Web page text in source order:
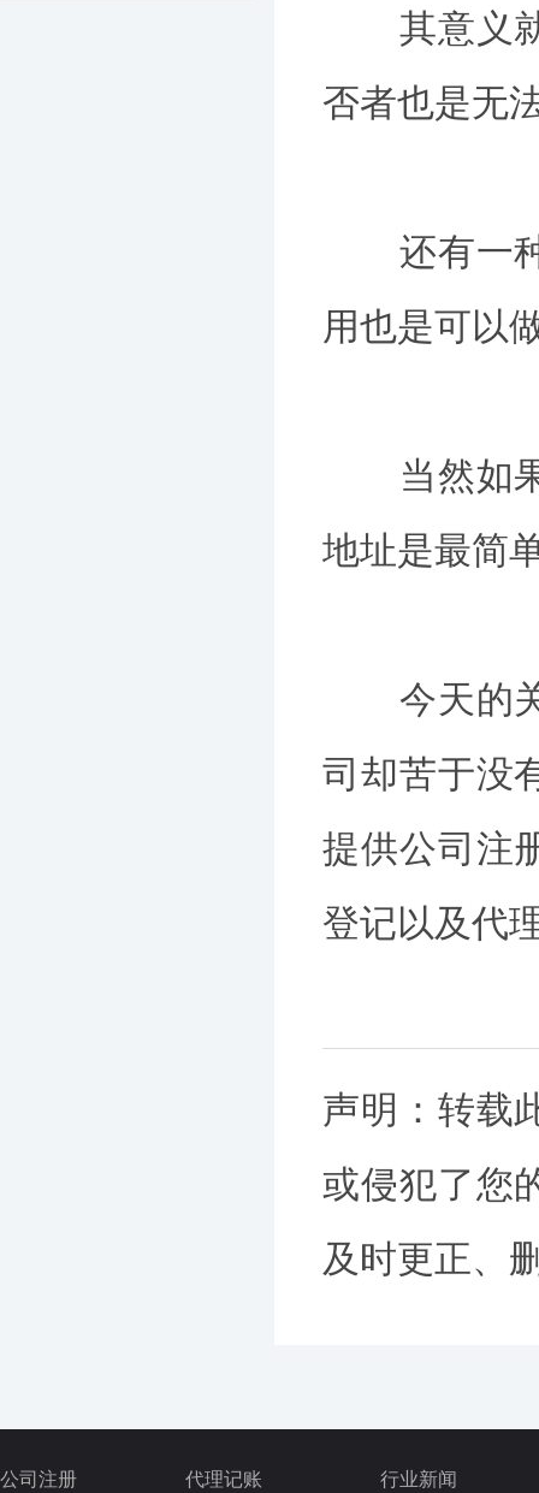
其意义就
否者也是无
还有一种
用也是可以
当然如果
地址是最简
今天的关
司却苦于没
提供公司注
登记以及代
声明：转载
或侵犯了您
及时更正、
公司注册 代理记账 行业新闻